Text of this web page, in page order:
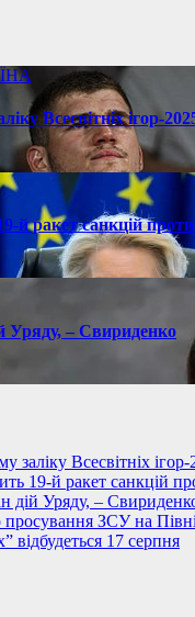
Всесвітніх ігор-
й ракет санкцій
Уряду, – Свириденко
заліку Всесвітніх
19-й ракет санкцій
дій Уряду, –
ЗСУ на
відбудеться 17 серпня